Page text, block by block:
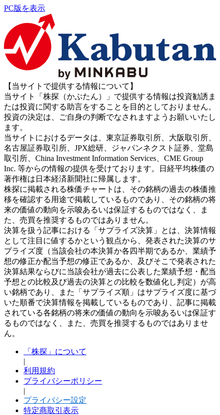
PC版を表示
【当サイトで提供する情報について】
当サイト「株探（かぶたん）」で提供する情報は投資勧誘ま
たは投資に関する助言をすることを目的としておりません。
投資の決定は、ご自身の判断でなされますようお願いいたし
ます。
当サイトにおけるデータは、東京証券取引所、大阪取引所、
名古屋証券取引所、JPX総研、ジャパンネクスト証券、堂島
取引所、China Investment Information Services、CME Group
Inc. 等からの情報の提供を受けております。日経平均株価の
著作権は日本経済新聞社に帰属します。
株探に掲載される株価チャートは、その銘柄の過去の株価推
移を確認する用途で掲載しているものであり、その銘柄の将
来の価値の動向を示唆あるいは保証するものではなく、ま
た、売買を推奨するものではありません。
決算を扱う記事における「サプライズ決算」とは、決算情報
として注目に値するかという観点から、発表された決算のサ
プライズ度（当該会社の本決算か各四半期であるか、業績予
想の修正か配当予想の修正であるか、及びそこで発表された
決算結果ならびに当該会社が過去に公表した業績予想・配当
予想との比較及び過去の決算との比較を数値化し判定）が高
い銘柄であり、また「サプライズ順」はサプライズ度に基づ
いた順番で決算情報を掲載しているものであり、記事に掲載
されている各銘柄の将来の価値の動向を示唆あるいは保証す
るものではなく、また、売買を推奨するものではありませ
ん。
「株探」について
|
利用規約
プライバシーポリシー
|
プライバシー設定
特定商取引表示